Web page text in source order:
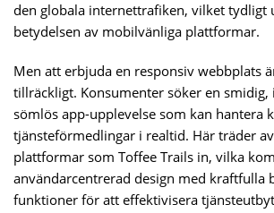
den globala internettrafiken, vilket tydligt
betydelsen av mobilvänliga plattformar.
Men att erbjuda en responsiv webbplats
tillräckligt. Konsumenter söker en
sömlös app-upplevelse som kan hantera
tjänsteförmedlingar i realtid. Här träder
plattformar som Toffee Trails in, vilka
användarcentrerad design med kraftfulla
funktioner för att effektivisera